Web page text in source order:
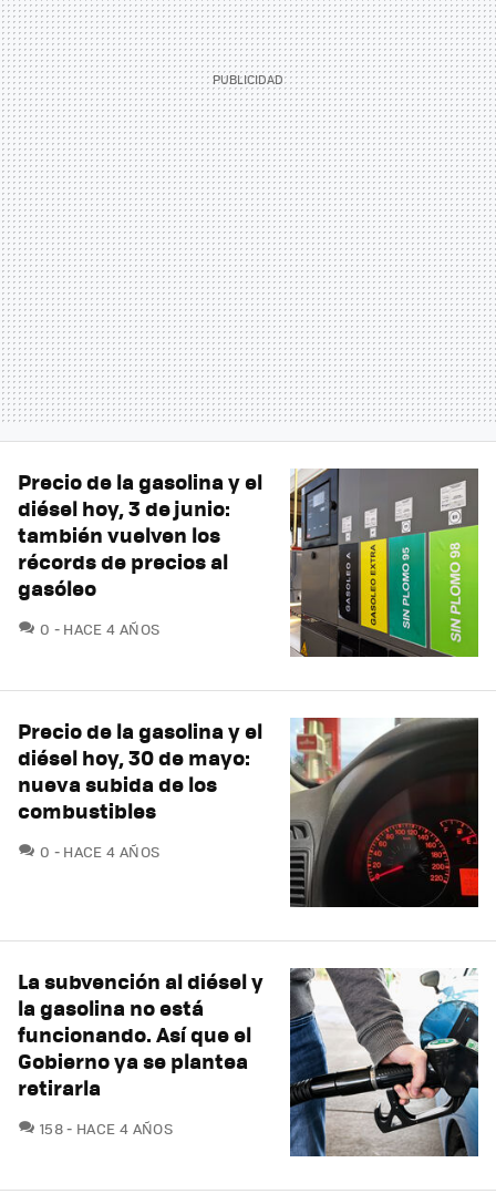
Precio de la gasolina y el
diésel hoy, 3 de junio:
también vuelven los
récords de precios al
gasóleo
0 COMENTARIOS
HACE 4 AÑOS
Precio de la gasolina y el
diésel hoy, 30 de mayo:
nueva subida de los
combustibles
0 COMENTARIOS
HACE 4 AÑOS
La subvención al diésel y
la gasolina no está
funcionando. Así que el
Gobierno ya se plantea
retirarla
158COMENTARIOS
HACE 4 AÑOS